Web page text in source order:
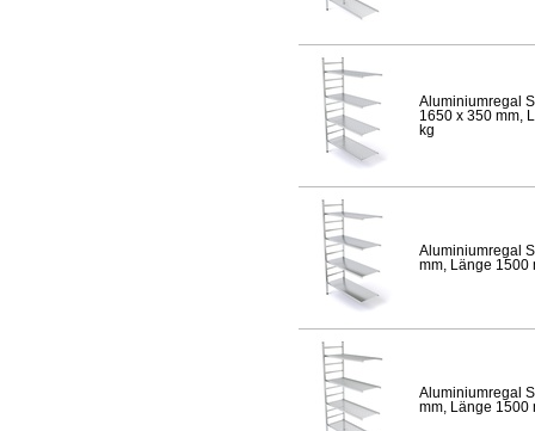
Aluminiumregal
1650 x 350 mm,
kg
Aluminiumregal
mm, Länge 1500
Aluminiumregal
mm, Länge 1500